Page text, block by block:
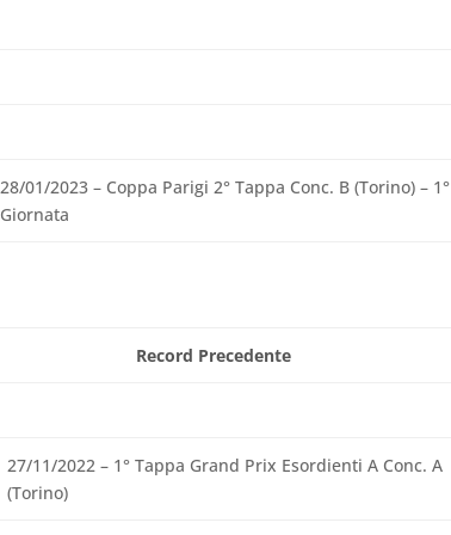
28/01/2023 – Coppa Parigi 2° Tappa Conc. B (Torino) – 1°
Giornata
Record Precedente
27/11/2022 – 1° Tappa Grand Prix Esordienti A Conc. A
(Torino)